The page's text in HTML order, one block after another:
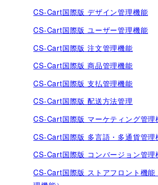
CS-Cart国際版 デザイン管理機能
CS-Cart国際版 ユーザー管理機能
CS-Cart国際版 注文管理機能
CS-Cart国際版 商品管理機能
CS-Cart国際版 支払管理機能
CS-Cart国際版 配送方法管理
CS-Cart国際版 マーケティング管理
CS-Cart国際版 多言語・多通貨管理
CS-Cart国際版 コンバージョン管理
CS-Cart国際版 ストアフロント機能